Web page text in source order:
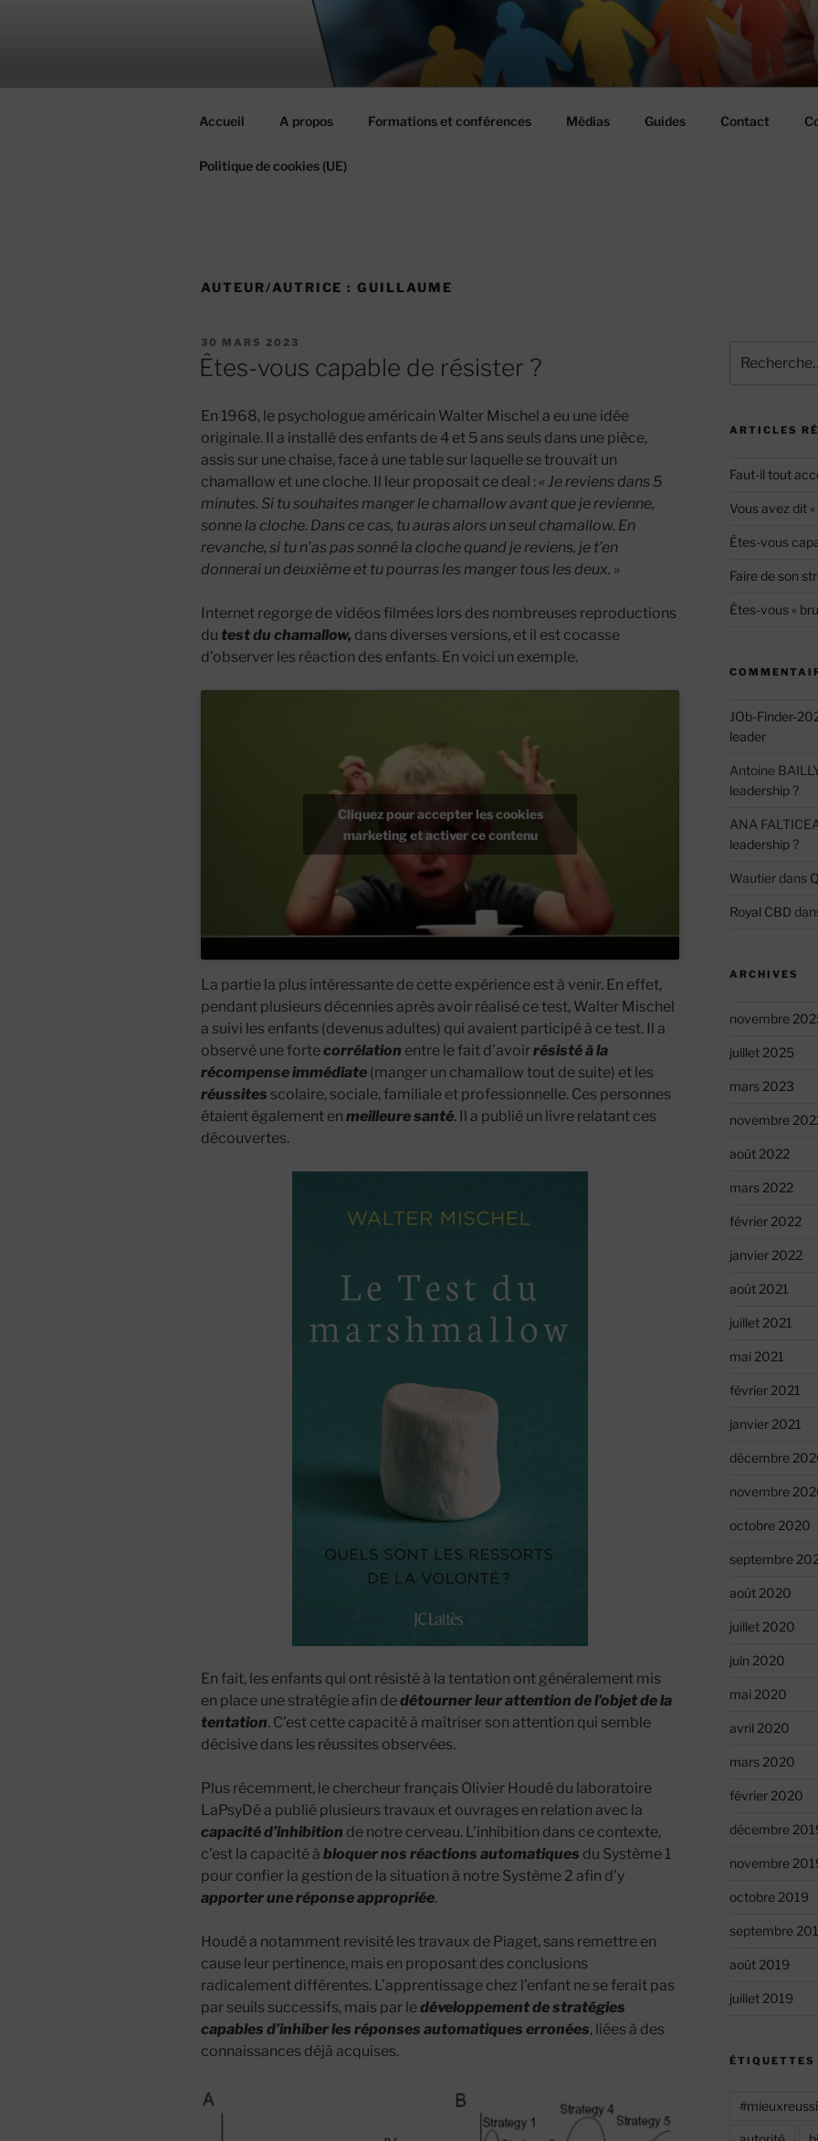
MIEUX RÉUSSIR ENSEMBLE
#MieuxRéussirEnsemble
Accueil A propos Formations et conférences Médias Guides Contact
Politique de cookies (UE)
AUTEUR/AUTRICE :GUILLAUME
PUBLIÉ
LE
30 MARS 2023
Êtes-vous capable de résister ?
En 1968, le psychologue américain Walter Mischel a eu une idée
originale. Il a installé des enfants de 4 et 5 ans seuls dans une pièce,
assis sur une chaise, face à une table sur laquelle se trouvait un
chamallow et une cloche. Il leur proposait ce deal : « Je reviens dans 5
minutes. Si tu souhaites manger le chamallow avant que je revienne,
sonne la cloche. Dans ce cas, tu auras alors un seul chamallow. En
revanche, si tu n’as pas sonné la cloche quand je reviens, je t’en
donnerai un deuxième et tu pourras les manger tous les deux. »
Internet regorge de vidéos filmées lors des nombreuses reproductions
du test du chamallow, dans diverses versions, et il est cocasse
d’observer les réaction des enfants. En voici un exemple.
Cliquez pour accepter les cookies
marketing et activer ce contenu
La partie la plus intéressante de cette expérience est à venir. En effet,
pendant plusieurs décennies après avoir réalisé ce test, Walter Mischel
a suivi les enfants (devenus adultes) qui avaient participé à ce test. Il a
observé une fortecorrélation entre le fait d’avoirrésisté à la
récompense immédiate (manger un chamallow tout de suite) et les
réussites scolaire, sociale, familiale et professionnelle. Ces personnes
étaient également en meilleure santé. Il a publié un livre relatant ces
découvertes.
En fait, les enfants qui ont résisté à la tentation ont généralement mis
en place une stratégie afin dedétourner leur attention de l’objet de la
tentation. C’est cette capacité à maîtriser son attention qui semble
décisive dans les réussites observées.
Plus récemment, le chercheur français Olivier Houdé du laboratoire
LaPsyDé a publié plusieurs travaux et ouvrages en relation avec la
capacité d’inhibition de notre cerveau. L’inhibition dans ce contexte,
c’est la capacité à bloquer nos réactions automatiques du Système 1
pour confier la gestion de la situation à notre Système 2 afin d’y
apporter une réponse appropriée.
Houdé a notamment revisité les travaux de Piaget, sans remettre en
cause leur pertinence, mais en proposant des conclusions
radicalement différentes. L’apprentissage chez l’enfant ne se ferait pas
par seuils successifs, mais par ledéveloppement de stratégies
capables d’inhiber les réponses automatiques erronées, liées à des
connaissances déjà acquises.
pour
ARTICLES
Faut-il tout
Vous avez dit
Êtes-vous
Faire de son
Êtes-vous «
JOb-Finder-
leader
Antoine
leadership ?
ANA
leadership ?
Wautierdans
Royal CBD
ARCHIVES
novembre
juillet 2025
mars 2023
novembre
août 2022
mars 2022
février 2022
janvier 2022
août 2021
juillet 2021
mai 2021
février 2021
janvier 2021
décembre
novembre
octobre 2020
septembre
août 2020
juillet 2020
juin 2020
mai 2020
avril 2020
mars 2020
février 2020
décembre
novembre
octobre 2019
septembre
août 2019
juillet 2019
ÉTIQUETTES